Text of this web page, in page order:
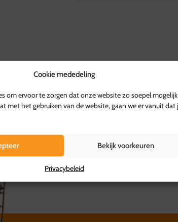
Cookie mededeling
om ervoor te zorgen dat onze website zo soepel mogelijk
met het gebruiken van de website, gaan we er vanuit dat
Bekijk voorkeuren
Privacybeleid
tussen 10:00 en 17:00
Retourvoorwaarden:
Herroepingsrecht geldt
Voor overige producten